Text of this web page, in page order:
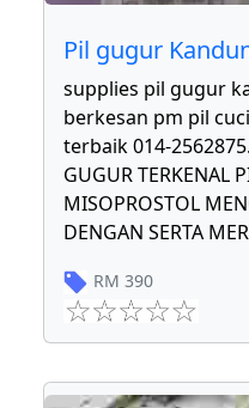
Pil gugur
supplies pil gugur
berkesan pm pil
terbaik 014-
GUGUR TERKENAL
MISOPROSTOL
DENGAN SERTA
RM 390